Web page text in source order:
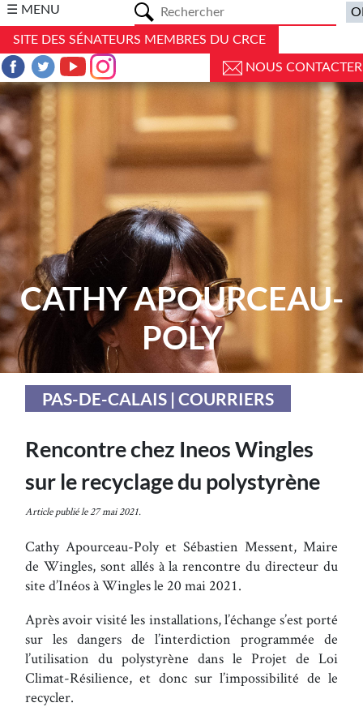
☰ MENU
SITE DES SÉNATEURS MEMBRES DU CRCE
NOUS CONTACTER
CATHY APOURCEAU-
POLY
PAS-DE-CALAIS | COURRIERS
Rencontre chez Ineos Wingles
sur le recyclage du polystyrène
Article publié le 27 mai 2021.
Cathy Apourceau-Poly et Sébastien Messent, Maire
de Wingles, sont allés à la rencontre du directeur du
site d’Inéos à Wingles le 20 mai 2021.
Après avoir visité les installations, l’échange s’est porté
sur les dangers de l’interdiction programmée de
l’utilisation du polystyrène dans le Projet de Loi
Climat-Résilience, et donc sur l’impossibilité de le
recycler.